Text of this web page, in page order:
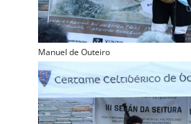
Manuel de Outeiro